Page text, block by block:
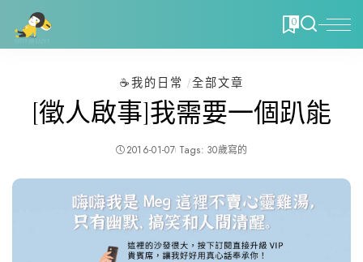
0
☕️我的日常 全部文章
[徵人啟事]我需要一個趴能
2016-01-07 Tags: 30歲寫的